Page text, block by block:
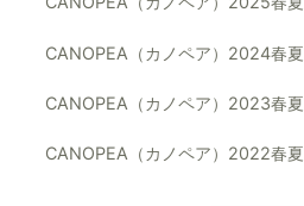
CANOPEA（カノペア）2024春夏
CANOPEA（カノペア）2023春夏
CANOPEA（カノペア）2022春夏